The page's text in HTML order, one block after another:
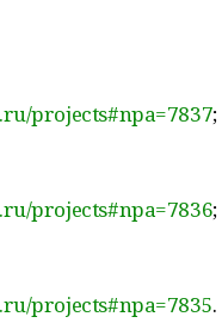
projects#npa=7837;
projects#npa=7836;
projects#npa=7835.